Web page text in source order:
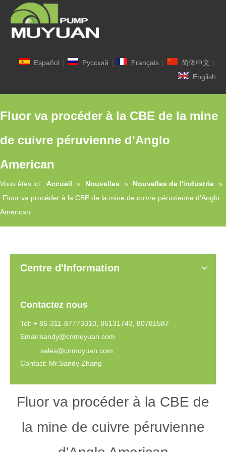
Español | Pусский | Français | 简体中文 |
English
Fluor va procéder à la CBE de la mine
de cuivre péruvienne d'Anglo
American
Vous êtes ici: Accueil » Nouvelles » Nouvelles de l'industrie »
Fluor va procéder à la CBE de la mine de cuivre péruvienne d'Anglo
American
Centre d'Information
Contactez nous
Tel: + 86-311-87773310, 86131743, 80781587
Email:sandy@cnmuyuan.com
sales@cnmuyuan.com
Contact: Mr.Sandy Zhang
Fluor va procéder à la CBE de
la mine de cuivre péruvienne